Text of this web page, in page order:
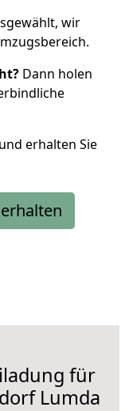
wir
Dann holen
erhalten Sie
für
Lumda